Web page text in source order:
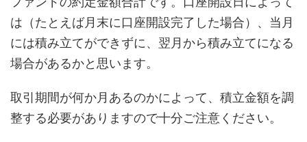
は（たとえば月末に口座開設完了した場合）、当月
には積み立てができずに、翌月から積み立てになる
場合があるかと思います。
取引期間が何か月あるのかによって、積立金額を調
整する必要がありますので十分ご注意ください。